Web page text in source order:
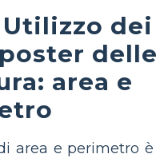
Utilizzo dei
poster delle
area e
area e perimetro è